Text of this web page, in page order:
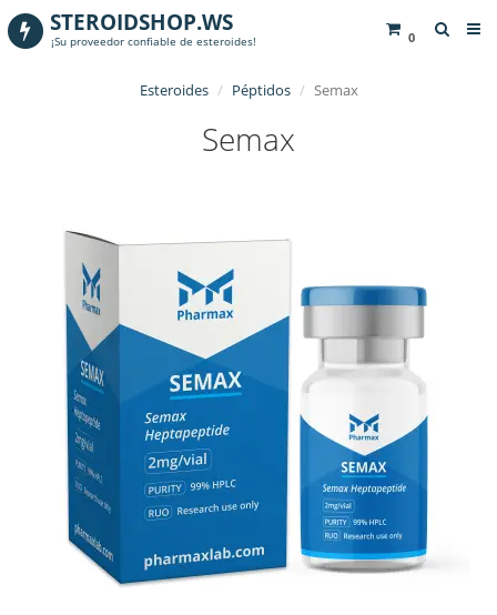
0
STEROIDSHOP.WS
¡Su proveedor confiable de esteroides!
Esteroides Péptidos Semax
Semax